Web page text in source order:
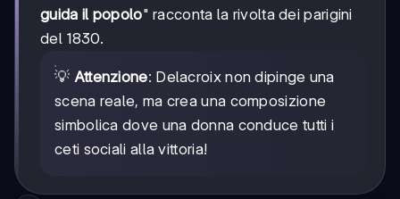
guida il popolo" racconta la rivolta dei parigini
del 1830.
💡 Attenzione: Delacroix non dipinge una
scena reale, ma crea una composizione
simbolica dove una donna conduce tutti i
ceti sociali alla vittoria!